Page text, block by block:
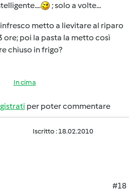
; solo a volte...
metto a lievitare al riparo
ore; poi la pasta la metto così
chiuso in frigo?
In cima
per poter commentare
Iscritto : 18.02.2010
#18